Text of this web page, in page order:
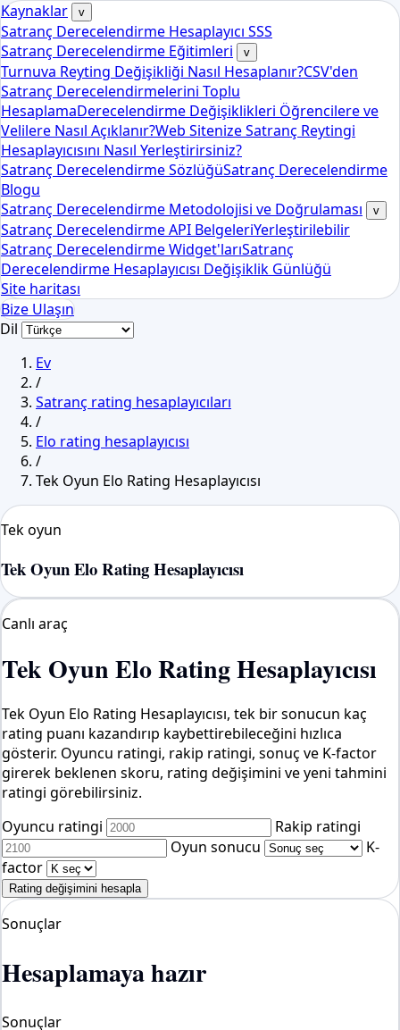
Kaynaklar
v
Satranç Derecelendirme Hesaplayıcı SSS
Satranç Derecelendirme Eğitimleri
v
Turnuva Reyting Değişikliği Nasıl Hesaplanır?CSV'den
Satranç Derecelendirmelerini Toplu
HesaplamaDerecelendirme Değişiklikleri Öğrencilere ve
Velilere Nasıl Açıklanır?Web Sitenize Satranç Reytingi
Hesaplayıcısını Nasıl Yerleştirirsiniz?
Satranç Derecelendirme SözlüğüSatranç Derecelendirme
Blogu
Satranç Derecelendirme Metodolojisi ve Doğrulaması
v
Satranç Derecelendirme API BelgeleriYerleştirilebilir
Satranç Derecelendirme Widget'larıSatranç
Derecelendirme Hesaplayıcısı Değişiklik Günlüğü
Site haritası
Bize Ulaşın
Dil
Ev
/
Satranç rating hesaplayıcıları
/
Elo rating hesaplayıcısı
/
Tek Oyun Elo Rating Hesaplayıcısı
Tek oyun
Tek Oyun Elo Rating Hesaplayıcısı
Canlı araç
Tek Oyun Elo Rating Hesaplayıcısı
Tek Oyun Elo Rating Hesaplayıcısı, tek bir sonucun kaç
rating puanı kazandırıp kaybettirebileceğini hızlıca
gösterir. Oyuncu ratingi, rakip ratingi, sonuç ve K-factor
girerek beklenen skoru, rating değişimini ve yeni tahmini
ratingi görebilirsiniz.
Oyuncu ratingi
Rakip ratingi
Oyun sonucu
K-
factor
Rating değişimini hesapla
Sonuçlar
Hesaplamaya hazır
Sonuçlar